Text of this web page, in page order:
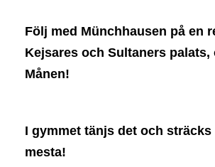
Följ med Münchhausen på en
Kejsares och Sultaners palats,
Månen!
I gymmet tänjs det och sträcks
mesta!